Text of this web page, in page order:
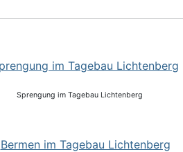
Sprengung im Tagebau Lichtenberg